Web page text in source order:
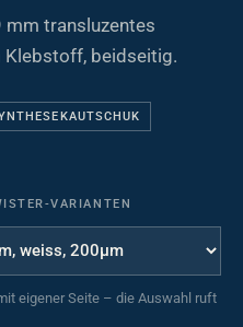
transluzentes
Klebstoff, beidseitig.
VARIANTEN
eigener Seite – die Auswahl ruft